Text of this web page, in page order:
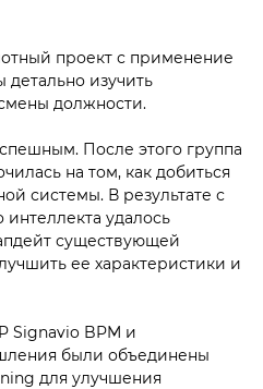
проект с применение
детально изучить
должности.
После этого группа
на том, как добиться
системы. В результате с
удалось
существующей
ее характеристики и
Signavio BPM и
были объединены
для улучшения